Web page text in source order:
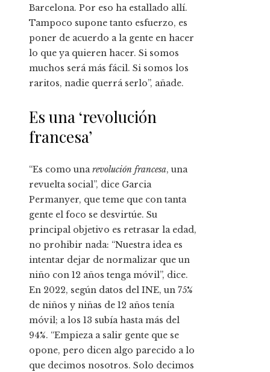
Barcelona. Por eso ha estallado allí.
Tampoco supone tanto esfuerzo, es
poner de acuerdo a la gente en hacer
lo que ya quieren hacer. Si somos
muchos será más fácil. Si somos los
raritos, nadie querrá serlo”, añade.
Es una ‘revolución
francesa’
“Es como unarevolución francesa, una
revuelta social”, dice Garcia
Permanyer, que teme que con tanta
gente el foco se desvirtúe. Su
principal objetivo es retrasar la edad,
no prohibir nada: “Nuestra idea es
intentar dejar de normalizar que un
niño con 12 años tenga móvil”, dice.
En 2022, según datos del INE, un 75%
de niños y niñas de 12 años tenía
móvil; a los 13 subía hasta más del
94%. “Empieza a salir gente que se
opone, pero dicen algo parecido a lo
que decimos nosotros. Solo decimos